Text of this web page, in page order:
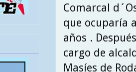
Comarcal
que ocuparía
años .
cargo de
Masíes de